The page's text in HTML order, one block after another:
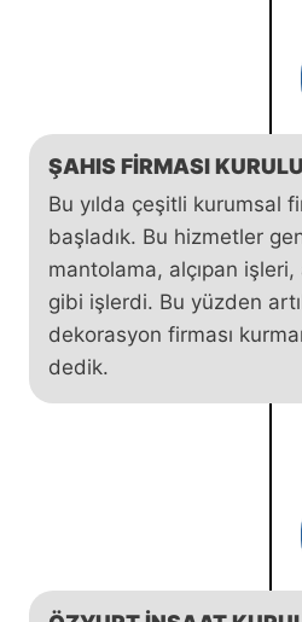
ŞAHIS FIRMASI
Bu yılda çeşitli kurumsal
başladık. Bu hizmetler
mantolama, alçıpan işleri,
gibi işlerdi. Bu yüzden
dekorasyon firması
dedik.